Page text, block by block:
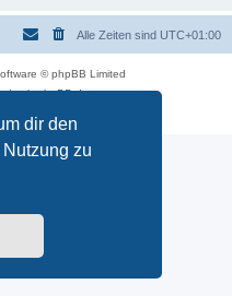
dir den
zu
Alle Zeiten sind UTC+01:00
© phpBB Limited
durchphpBB.de